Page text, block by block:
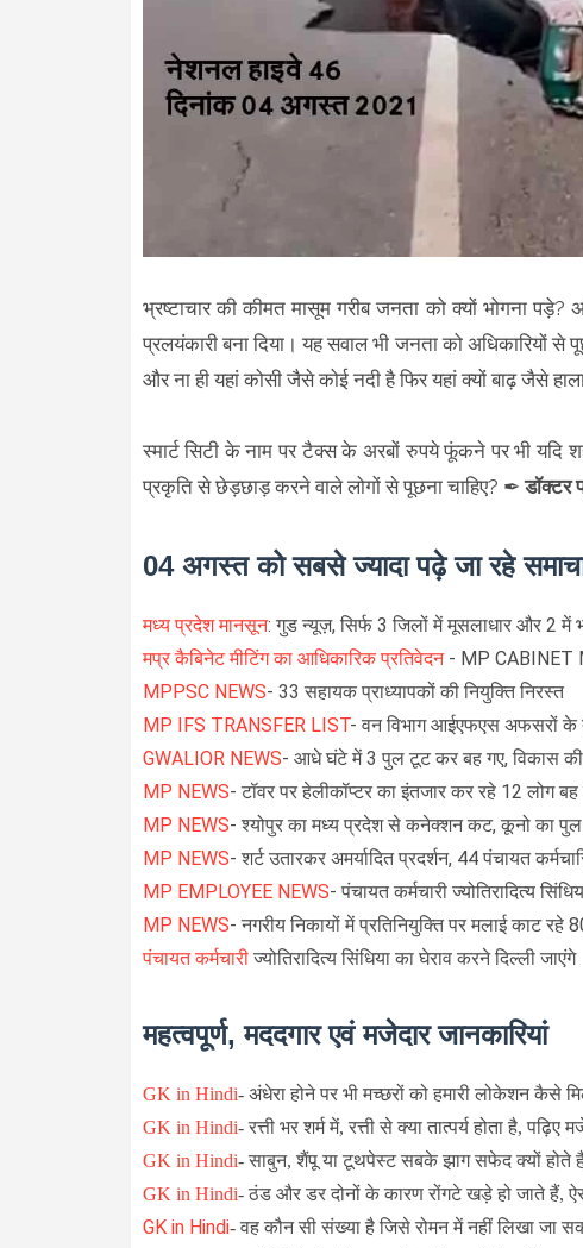
भ्रष्टाचार की कीमत मासूम गरीब जनता को क्यों भोगना
प्रलयंकारी बना दिया। यह सवाल भी जनता को अधिकारियों से
और ना ही यहां कोसी जैसे कोई नदी है फिर यहां क्यों बाढ़ जैसे
स्मार्ट सिटी के नाम पर टैक्स के अरबों रुपये फूंकने पर भी यदि
प्रकृति से छेड़छाड़ करने वाले लोगों से पूछना चाहिए? ✒डॉक्टर
04 अगस्त को सबसे ज्यादा पढ़े जा रहे
मध्य प्रदेश मानसून: गुड न्यूज़, सिर्फ 3 जिलों में मूसलाधार और 2 में
मप्र कैबिनेट मीटिंग का आधिकारिक प्रतिवेदन - MP CABINET
MPPSC NEWS- 33 सहायक प्राध्यापकों की नियुक्ति निरस्त
MP IFS TRANSFER LIST- वन विभाग आईएफएस अफसरों के
GWALIOR NEWS- आधे घंटे में 3 पुल टूट कर बह गए, विकास की
MP NEWS- टॉवर पर हेलीकॉप्टर का इंतजार कर रहे 12 लोग
MP NEWS- श्योपुर का मध्य प्रदेश से कनेक्शन कट, कूनो का पुल
MP NEWS- शर्ट उतारकर अमर्यादित प्रदर्शन, 44 पंचायत
MP EMPLOYEE NEWS- पंचायत कर्मचारी ज्योतिरादित्य
MP NEWS- नगरीय निकायों में प्रतिनियुक्ति पर मलाई काट रहे
पंचायत कर्मचारी ज्योतिरादित्य सिंधिया का घेराव करने दिल्ली जाएंगे
महत्वपूर्ण, मददगार एवं मजेदार जानकारियां
GK in Hindi- अंधेरा होने पर भी मच्छरों को हमारी लोकेशन कैसे
GK in Hindi- रत्ती भर शर्म में, रत्ती से क्या तात्पर्य होता है, पढ़िए
GK in Hindi- साबुन, शैंपू या टूथपेस्ट सबके झाग सफेद क्यों
GK in Hindi- ठंड और डर दोनों के कारण रोंगटे खड़े हो जाते हैं,
GK in Hindi- वह कौन सी संख्या है जिसे रोमन में नहीं लिखा जा